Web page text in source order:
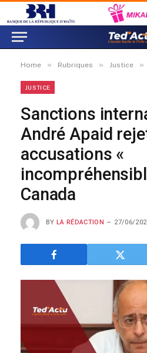
Home » Rubriques » Justice »
JUSTICE
Sanctions
André Apaid
accusations «
Canada
BY LA RÉDACTION 27/06/